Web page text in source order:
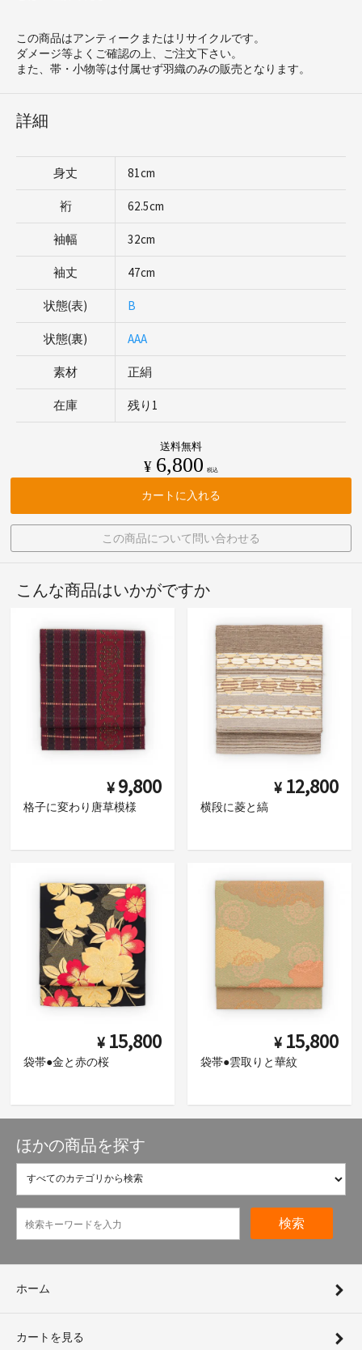
この商品はアンティークまたはリサイクルです。
ダメージ等よくご確認の上、ご注文下さい。
また、帯・小物等は付属せず羽織のみの販売となります。
詳細
身丈 81cm
裄 62.5cm
袖幅 32cm
袖丈 47cm
状態(表) B
状態(裏) AAA
素材 正絹
在庫 残り1
送料無料
¥ 6,800 税込
カートに入れる
この商品について問い合わせる
こんな商品はいかがですか
¥ 9,800
格子に変わり唐草模様
¥ 12,800
横段に菱と縞
¥ 15,800
袋帯●金と赤の桜
¥ 15,800
袋帯●雲取りと華紋
ほかの商品を探す
検索
ホーム
カートを見る